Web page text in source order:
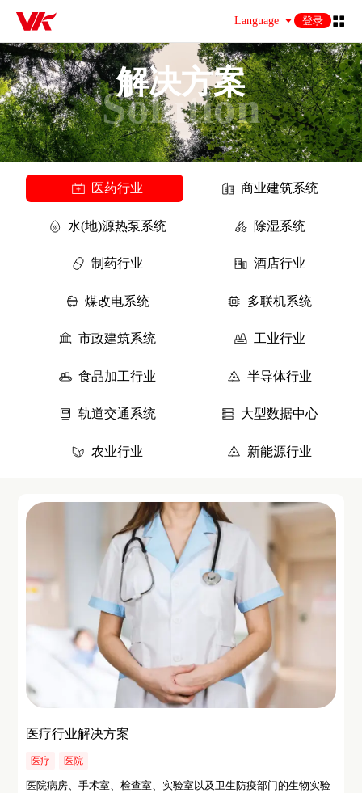
Language 登录
解决方案
Solution
医药行业
水(地)源热泵系统
制药行业
煤改电系统
市政建筑系统
食品加工行业
轨道交通系统
农业行业
商业建筑系统
除湿系统
酒店行业
多联机系统
工业行业
半导体行业
大型数据中心
新能源行业
医疗行业解决方案
医疗 医院
医院病房、手术室、检查室、实验室以及卫生防疫部门的生物实验